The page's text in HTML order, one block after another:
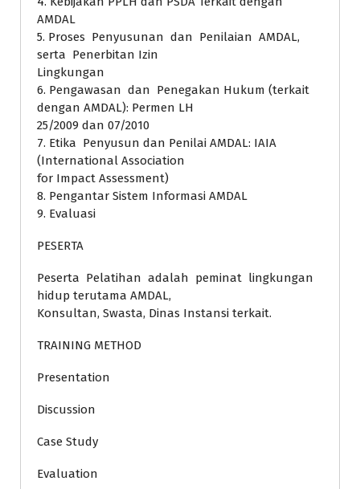
AMDAL
5. Proses Penyusunan dan Penilaian AMDAL,
serta Penerbitan Izin
Lingkungan
6. Pengawasan dan Penegakan Hukum (terkait
dengan AMDAL): Permen LH
25/2009 dan 07/2010
7. Etika Penyusun dan Penilai AMDAL: IAIA
(International Association
for Impact Assessment)
8. Pengantar Sistem Informasi AMDAL
9. Evaluasi
PESERTA
Peserta Pelatihan adalah peminat lingkungan
hidup terutama AMDAL,
Konsultan, Swasta, Dinas Instansi terkait.
TRAINING METHOD
Presentation
Discussion
Case Study
Evaluation